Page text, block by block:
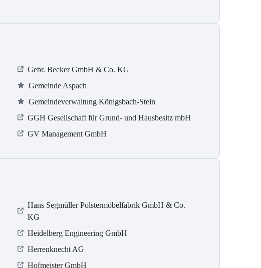
Gebr. Becker GmbH & Co. KG
Gemeinde Aspach
Gemeindeverwaltung Königsbach-Stein
GGH Gesellschaft für Grund- und Hausbesitz mbH
GV Management GmbH
Hans Segmüller Polstermöbelfabrik GmbH & Co.
KG
Heidelberg Engineering GmbH
Herrenknecht AG
Hofmeister GmbH